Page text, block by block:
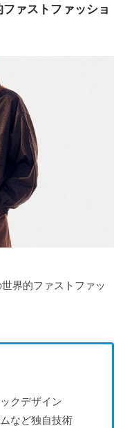
ァストファッショ
界的ファストファッ
クデザイン
など独自技術